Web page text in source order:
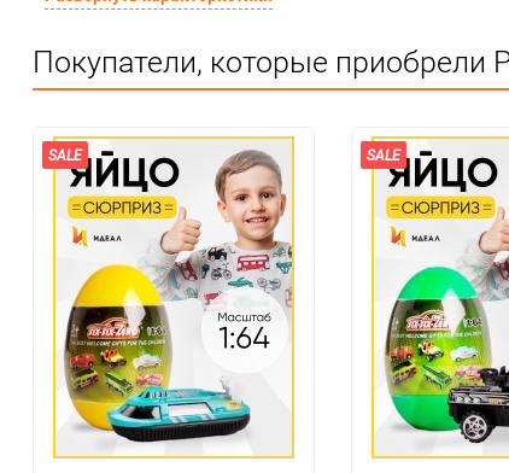
Покупатели, которые
SALE SALE